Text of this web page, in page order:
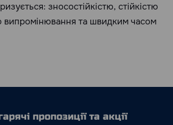
зносостійкістю, стійкістю
випромінювання та швидким часом
пропозиції та акції